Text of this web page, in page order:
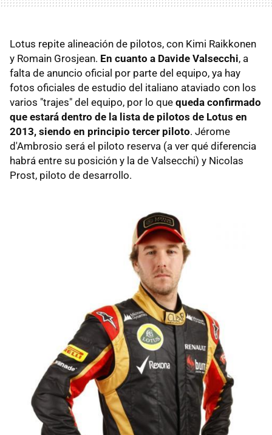
Lotus repite alineación de pilotos, con Kimi Raikkonen
y Romain Grosjean. En cuanto a Davide Valsecchi, a
falta de anuncio oficial por parte del equipo, ya hay
fotos oficiales de estudio del italiano ataviado con los
varios "trajes" del equipo, por lo que queda confirmado
que estará dentro de la lista de pilotos de Lotus en
2013, siendo en principio tercer piloto. Jérome
d'Ambrosio será el piloto reserva (a ver qué diferencia
habrá entre su posición y la de Valsecchi) y Nicolas
Prost, piloto de desarrollo.